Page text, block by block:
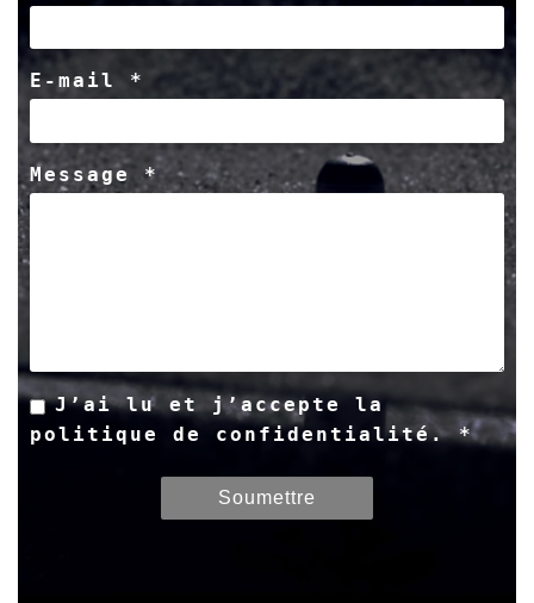
E-mail *
Message *
J’ai lu et j’accepte la
politique de confidentialité. *